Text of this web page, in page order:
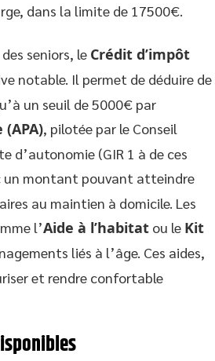
dans la limite de 17500€.
seniors, le Crédit d’impôt
notable. Il permet de déduire de
un seuil de 5000€ par
, pilotée par le Conseil
d’autonomie (GIR 1 à de ces
un montant pouvant atteindre
au maintien à domicile. Les
l’Aide à l’habitat ou le Kit
liés à l’âge. Ces aides,
et rendre confortable